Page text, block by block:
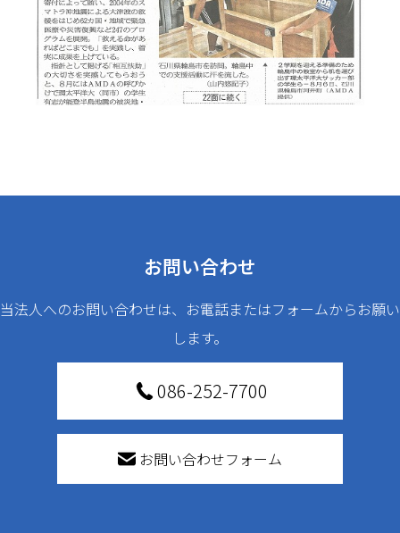
お問い合わせ
当法人へのお問い合わせは、お電話またはフォームからお願い
します。
086-252-7700
お問い合わせフォーム